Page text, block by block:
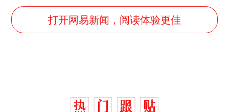
打开网易新闻，阅读体验更佳